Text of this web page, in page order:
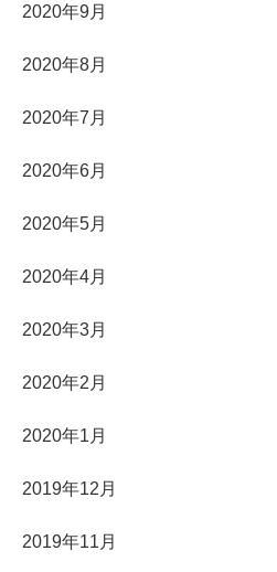
2020年9月
2020年8月
2020年7月
2020年6月
2020年5月
2020年4月
2020年3月
2020年2月
2020年1月
2019年12月
2019年11月